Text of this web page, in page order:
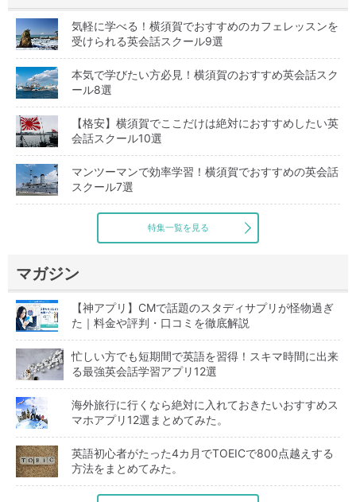
気軽に学べる！横須賀でおすすめのカフェレッスンを
受けられる英会話スクール9選
本気で学びたい方必見！横須賀のおすすめ英会話スク
ール8選
【格安】横須賀でここだけは絶対におすすめしたい英
会話スクール10選
マンツーマンで効率学習！横須賀でおすすめの英会話
スクール7選
特集一覧を見る
マガジン
【神アプリ】CMで話題のスタディサプリが怪物過ぎ
た｜料金や評判・口コミを徹底解説
忙しい方でも短期間で英語を習得！スキマ時間に出来
る最強英会話学習アプリ12選
海外旅行に行くなら絶対に入れておきたいおすすめス
マホアプリ12選まとめてみた。
英語初心者がたった4カ月でTOEICで800点越えする
方法をまとめてみた。